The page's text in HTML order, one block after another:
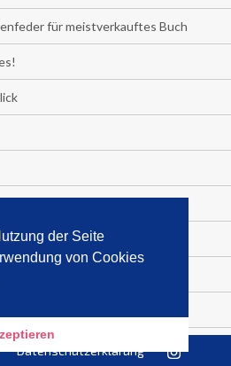
der Seite
von Cookies
für meistverkauftes Buch
Datenschutzerklärung